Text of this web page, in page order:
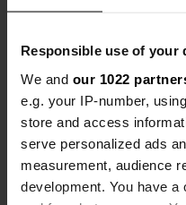
Responsible use of your
We and our 1022
e.g. your IP-number,
store and access
serve personalized ads
measurement, audience
development. You have
Emplacement
04400,
Coordonnées
44° 23' 11" N 6° 38'
44.38651 6.63409
Code du site